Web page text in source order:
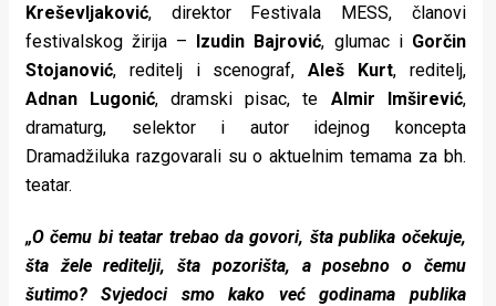
pokretu
Ideje
koje
rade
Urban
Places
Kreševljaković, direktor Festivala MESS, članovi
festivalskog žirija – Izudin Bajrović, glumac i Gorčin
Stojanović, reditelj i scenograf,Aleš Kurt, reditelj,
Adnan Lugonić, dramski pisac, te Almir Imširević,
dramaturg, selektor i autor idejnog koncepta
Dramadžiluka razgovarali su o aktuelnim temama za bh.
teatar.
„O čemu bi teatar trebao da govori, šta publika očekuje,
šta žele reditelji, šta pozorišta, a posebno o čemu
šutimo? Svjedoci smo kako već godinama publika